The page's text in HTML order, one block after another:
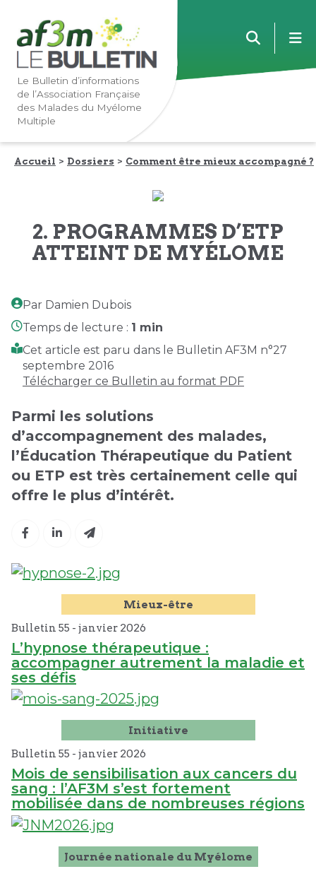
Lien
vers
navigation
principale
Lien
vers
contenu
principal
Le Bulletin d’informations
de l’Association Française
des Malades du Myélome
Multiple
Accueil Dossiers Comment être mieux accompagné ?
2. PROGRAMMES D’ETP
ATTEINT DE MYÉLOME
Par Damien Dubois
Temps de lecture : 1 min
Cet article est paru dans le Bulletin AF3M n°27
septembre 2016
Télécharger ce Bulletin au format PDF
Parmi les solutions
d’accompagnement des malades,
l’Éducation Thérapeutique du Patient
ou ETP est très certainement celle qui
offre le plus d’intérêt.
Mieux-être
Bulletin 55 - janvier 2026
L’hypnose thérapeutique :
accompagner autrement la maladie et
ses défis
Initiative
Bulletin 55 - janvier 2026
Mois de sensibilisation aux cancers du
sang : l’AF3M s’est fortement
mobilisée dans de nombreuses régions
Journée nationale du Myélome